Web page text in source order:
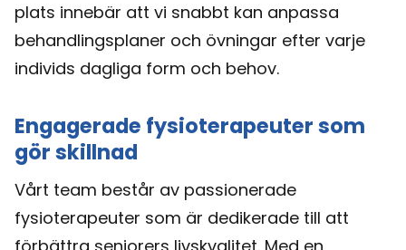
plats innebär att vi snabbt kan anpassa
behandlingsplaner och övningar efter varje
individs dagliga form och behov.
Engagerade fysioterapeuter som
gör skillnad
Vårt team består av passionerade
fysioterapeuter som är dedikerade till att